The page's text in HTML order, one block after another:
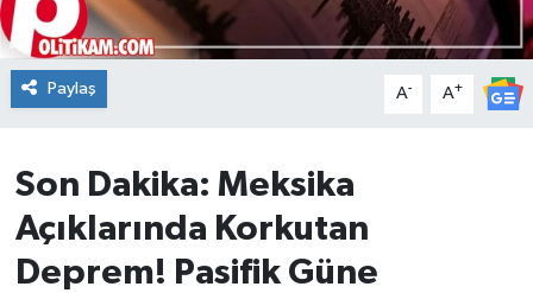
Paylaş A- A+
Son Dakika: Meksika
Açıklarında Korkutan
Deprem! Pasifik Güne
EĞİTİM
EKONOMİ
Gömeç